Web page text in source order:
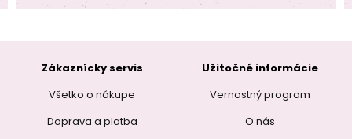
Zákaznícky servis
Všetko o nákupe
Doprava a platba
Užitočné informácie
Vernostný program
O nás